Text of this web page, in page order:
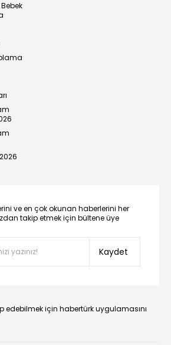
ve en çok okunan haberlerini her
takip etmek için bültene üye
Kaydet
edebilmek için habertürk uygulamasını